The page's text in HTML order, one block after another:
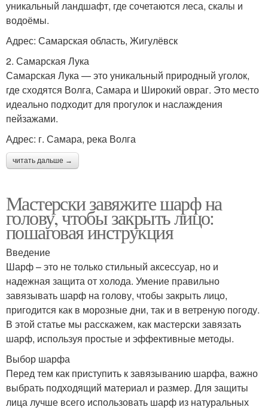
уникальный ландшафт, где сочетаются леса, скалы и
водоёмы.
Адрес: Самарская область, Жигулёвск
2. Самарская Лука
Самарская Лука — это уникальный природный уголок,
где сходятся Волга, Самара и Широкий овраг. Это место
идеально подходит для прогулок и наслаждения
пейзажами.
Адрес: г. Самара, река Волга
читать дальше →
Мастерски завяжите шарф на
голову, чтобы закрыть лицо:
пошаговая инструкция
Введение
Шарф – это не только стильный аксессуар, но и
надежная защита от холода. Умение правильно
завязывать шарф на голову, чтобы закрыть лицо,
пригодится как в морозные дни, так и в ветреную погоду.
В этой статье мы расскажем, как мастерски завязать
шарф, используя простые и эффективные методы.
Выбор шарфа
Перед тем как приступить к завязыванию шарфа, важно
выбрать подходящий материал и размер. Для защиты
лица лучше всего использовать шарф из натуральных